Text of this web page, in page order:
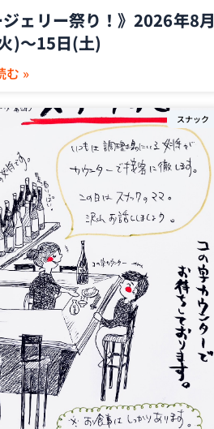
ジェリー祭り！》2026年8月
)〜15日(土)
む »
スナック